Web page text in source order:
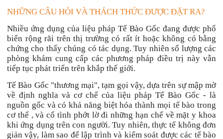
NHỮNG CÂU HỎI VÀ THÁCH THỨC ĐƯỢC ĐẶT RA?
Nhiều ứng dụng của liệu pháp Tế Bào Gốc đang được phổ
biến rộng rãi trên thị trường có rất ít hoặc không có bằng
chứng cho thấy chúng có tác dụng. Tuy nhiên số lượng các
phòng khám cung cấp các phương pháp điều trị này vẫn
tiếp tục phát triển trên khắp thế giới.
Tế Bào Gốc "thương mại", tạm gọi vậy, dựa trên sự mập mờ
về định nghĩa và cơ chế của liệu pháp Tế Bào Gốc - là
nguồn gốc và có khả năng biệt hóa thành mọi tế bào trong
cơ thể , và cố tình phớt lờ đi những hạn chế về mặt y khoa
khi ứng dụng trên con người. Tuy nhiên, thực tế không đơn
giản vậy, làm sao để lập trình và kiểm soát được các tế bào